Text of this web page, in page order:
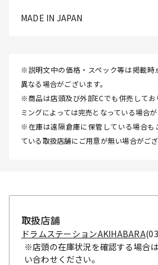
MADE IN JAPAN
※説明文中の価格・スペック等は掲載時
異なる場合がございます。
※商品は店頭及び外部ECでも併売してお
ミングによっては完売となっている場合が
※在庫は遠隔倉庫に保管している場合も
ている取扱店舗にご用意が無い場合がござ
取扱店舗
ドラムステーションAKIHABARA
※店頭の在庫状況を確認する場合
い合わせください。